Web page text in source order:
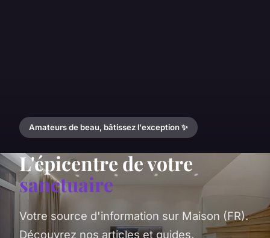
Amateurs de beau, bâtissez l'exception ✨
L'épicentre de votre
sanctuaire
Votre source d'information sur Maison (FR).
Découvrez nos articles et guides.